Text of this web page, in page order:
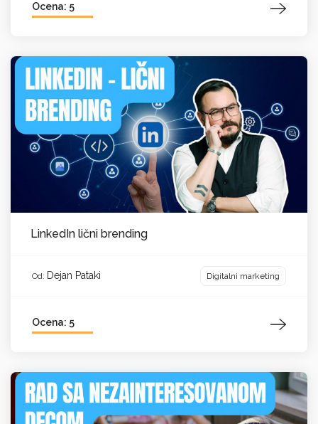
Ocena: 5
LinkedIn lični brending
Od: Dejan Pataki Digitalni marketing
Ocena: 5